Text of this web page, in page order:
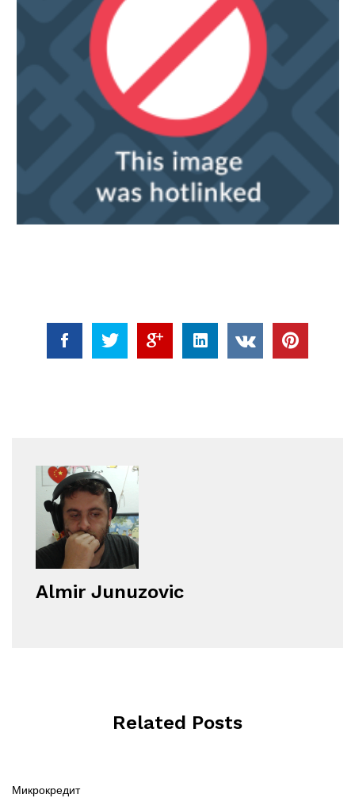
Almir Junuzovic
Related Posts
Микрокредит